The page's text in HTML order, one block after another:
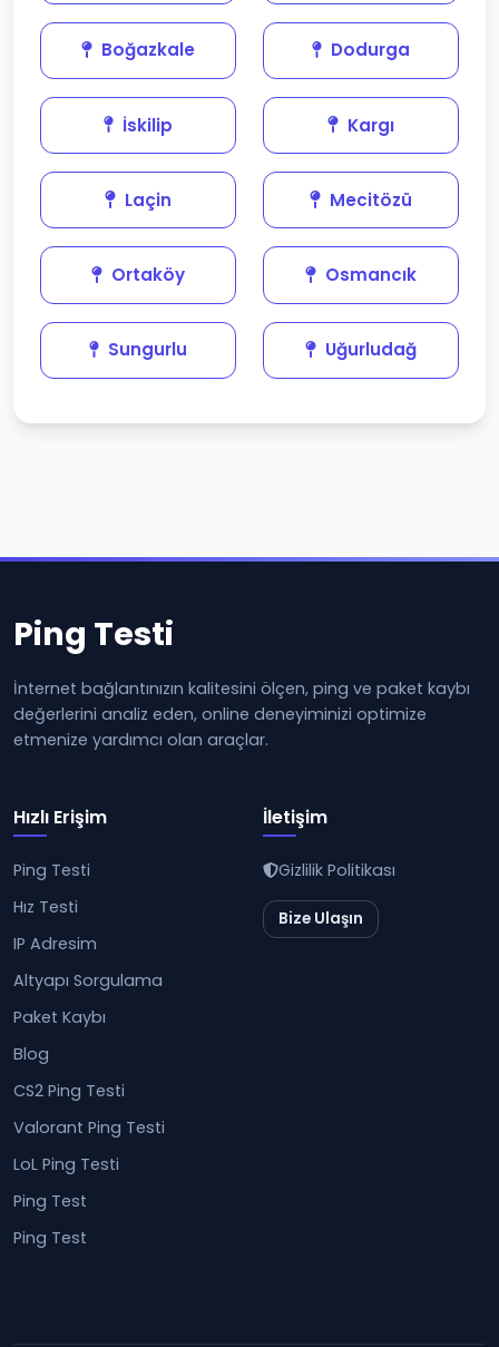
Boğazkale Dodurga
İskilip Kargı
Laçin Mecitözü
Ortaköy Osmancık
Sungurlu Uğurludağ
Ping Testi
İnternet bağlantınızın kalitesini ölçen, ping ve paket kaybı
değerlerini analiz eden, online deneyiminizi optimize
etmenize yardımcı olan araçlar.
Hızlı Erişim
Ping Testi
Hız Testi
IP Adresim
Altyapı Sorgulama
Paket Kaybı
Blog
CS2 Ping Testi
Valorant Ping Testi
LoL Ping Testi
Ping Test
Ping Test
İletişim
Gizlilik Politikası
Bize Ulaşın